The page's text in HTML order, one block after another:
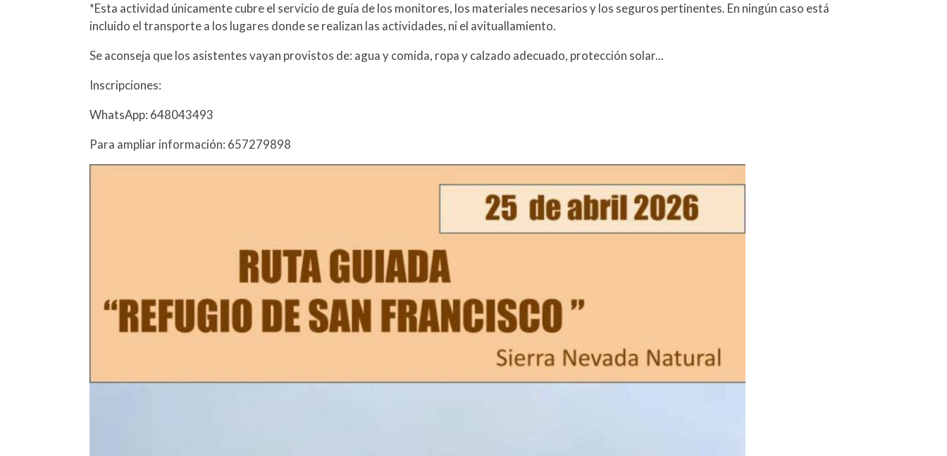
*Esta actividad únicamente cubre el servicio de guía de los monitores, los materiales necesarios y los seguros pertinentes. En ningún caso está
incluido el transporte a los lugares donde se realizan las actividades, ni el avituallamiento.
Se aconseja que los asistentes vayan provistos de: agua y comida, ropa y calzado adecuado, protección solar...
Inscripciones:
WhatsApp: 648043493
Para ampliar información: 657279898